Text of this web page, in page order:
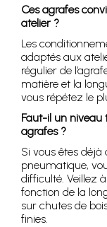
Ces agrafes
atelier ?
Les
adaptés aux
régulier de
matière et la
vous répétez le
Faut-il un niveau
agrafes ?
Si vous êtes déjà
pneumatique,
difficulté. Veillez
fonction de la
sur chutes de
finies.